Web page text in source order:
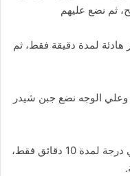
ثم نضع عليهم
هادئة لمدة دقيقة فقط، ثم
وعلي الوجه نضع جبن شيدر
ونضعها في فرن ساخن مسبقا علي اعلي درجة لمدة 10 دقائق فقط،